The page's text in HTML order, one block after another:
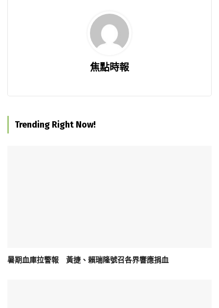
焦點時報
Trending Right Now!
暑期血庫拉警報 黃捷、賴瑞隆號召各界響應捐血